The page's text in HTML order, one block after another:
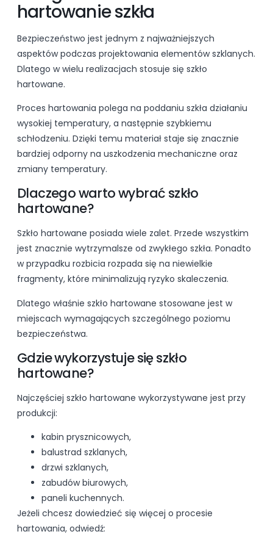
hartowanie szkła
Bezpieczeństwo jest jednym z najważniejszych
aspektów podczas projektowania elementów szklanych.
Dlatego w wielu realizacjach stosuje się szkło
hartowane.
Proces hartowania polega na poddaniu szkła działaniu
wysokiej temperatury, a następnie szybkiemu
schłodzeniu. Dzięki temu materiał staje się znacznie
bardziej odporny na uszkodzenia mechaniczne oraz
zmiany temperatury.
Dlaczego warto wybrać szkło
hartowane?
Szkło hartowane posiada wiele zalet. Przede wszystkim
jest znacznie wytrzymalsze od zwykłego szkła. Ponadto
w przypadku rozbicia rozpada się na niewielkie
fragmenty, które minimalizują ryzyko skaleczenia.
Dlatego właśnie szkło hartowane stosowane jest w
miejscach wymagających szczególnego poziomu
bezpieczeństwa.
Gdzie wykorzystuje się szkło
hartowane?
Najczęściej szkło hartowane wykorzystywane jest przy
produkcji:
kabin prysznicowych,
balustrad szklanych,
drzwi szklanych,
zabudów biurowych,
paneli kuchennych.
Jeżeli chcesz dowiedzieć się więcej o procesie
hartowania, odwiedź: